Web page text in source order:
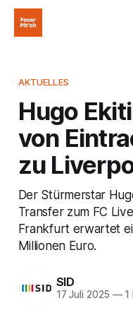
AKTUELLES
Hugo
von
zu
Der Stürmerstar
Transfer zum FC
Frankfurt erwartet
Millionen Euro.
SID
17 Juli 2025 —1